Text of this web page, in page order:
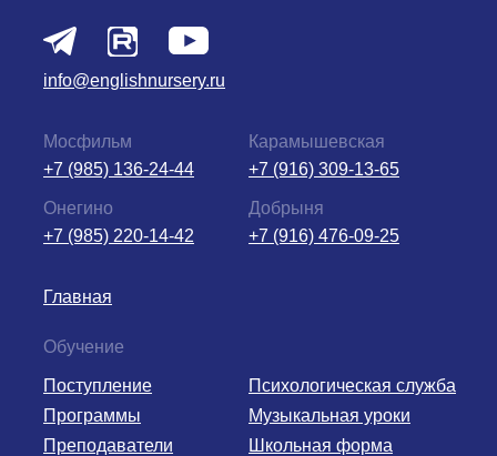
Школьная форма
Музыкальная уроки
Психологическая служба
Поступление
Преподаватели
Программы
Обучение
info@englishnursery.ru
+7 (916) 476-09-25
Добрыня
+7 (916) 309-13-65
Карамышевская
+7 (985) 220-14-42
Онегино
+7 (985) 136-24-44
Мосфильм
Главная